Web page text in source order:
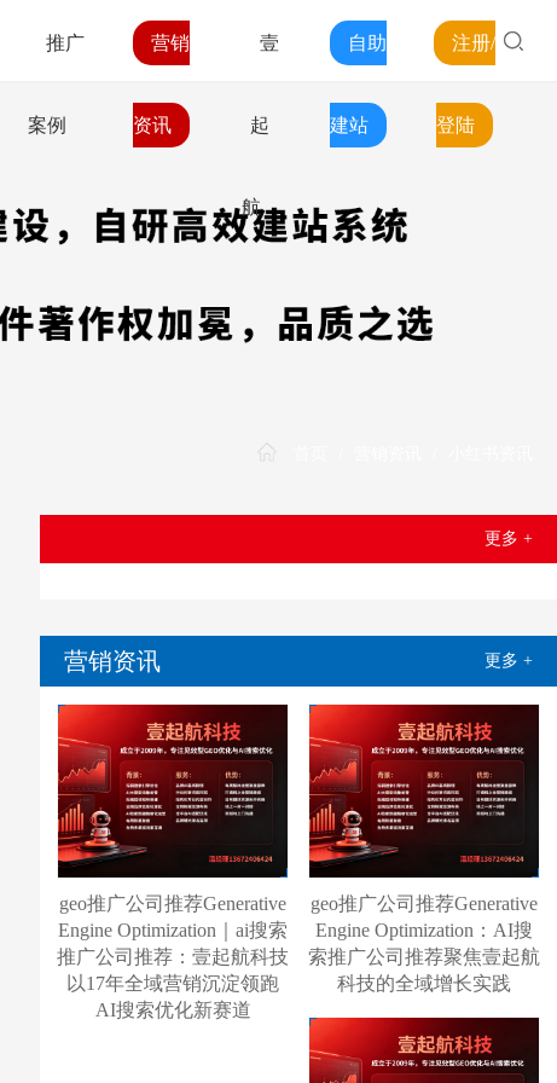
推广
案例
营销
资讯
壹
起
航
自助
建站
注册/
登陆
更多 +
营销资讯 更多 +
geo推广公司推荐Generative
Engine Optimization｜ai搜索
推广公司推荐：壹起航科技
以17年全域营销沉淀领跑
AI搜索优化新赛道
geo推广公司推荐Generative
Engine Optimization：AI搜
索推广公司推荐聚焦壹起航
科技的全域增长实践